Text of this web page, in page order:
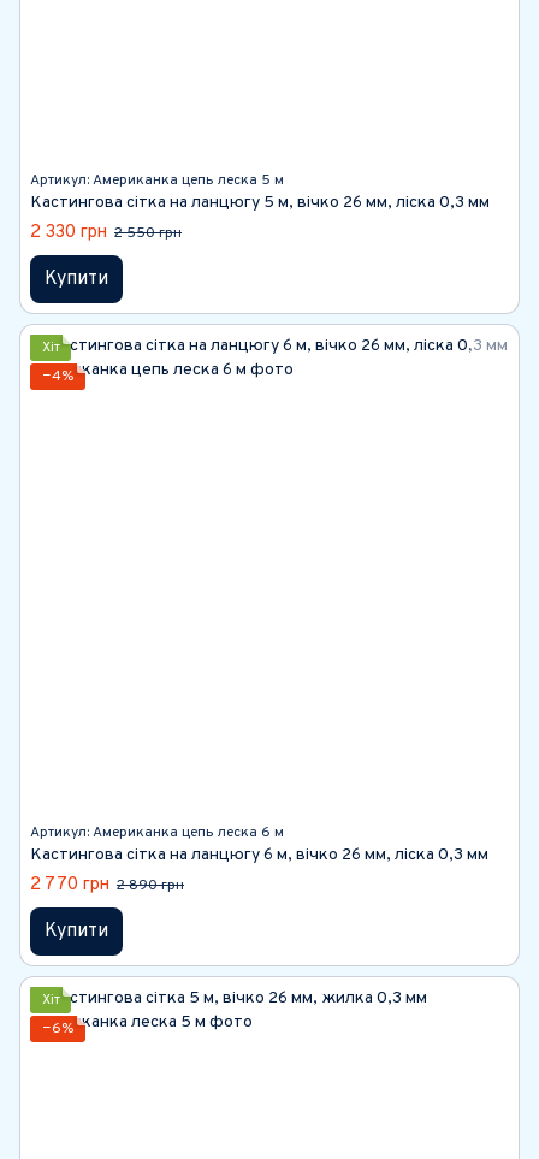
Артикул: Американка цепь леска 5 м
Кастингова сітка на ланцюгу 5 м, вічко 26 мм, ліска 0,3 мм
2 330 грн 2 550 грн
Купити
Хіт
−4%
Артикул: Американка цепь леска 6 м
Кастингова сітка на ланцюгу 6 м, вічко 26 мм, ліска 0,3 мм
2 770 грн 2 890 грн
Купити
Хіт
−6%